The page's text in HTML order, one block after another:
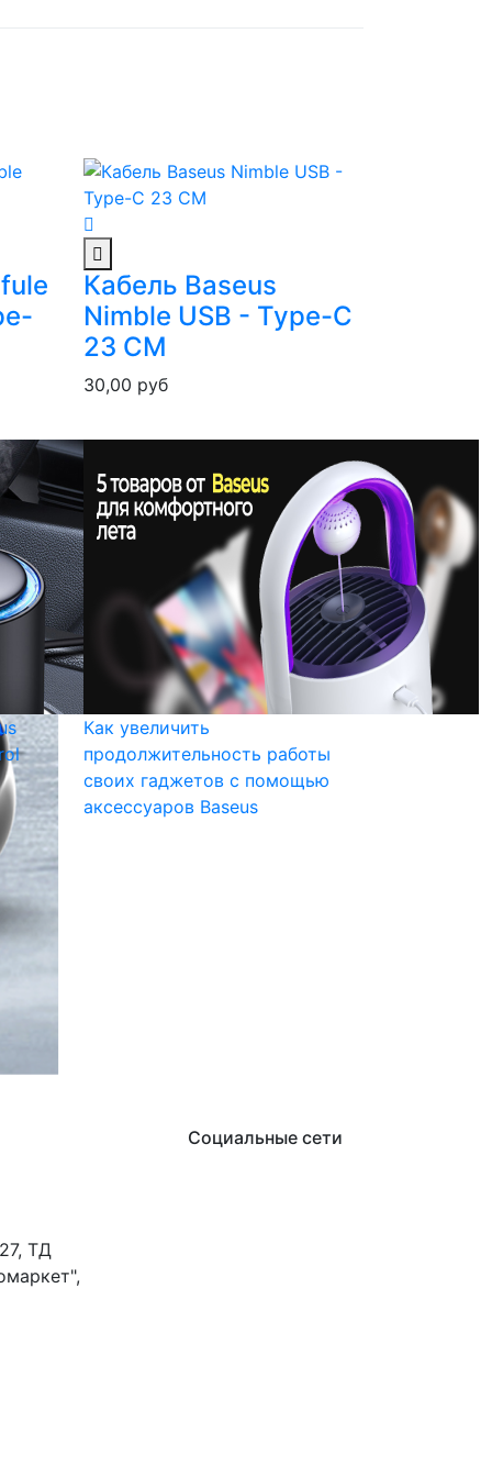
Кабель Baseus
Nimble USB - Type-C
23 СМ
30,00 руб
Как увеличить
продолжительность работы
своих гаджетов с помощью
аксессуаров Baseus
ТД
Социальные сети